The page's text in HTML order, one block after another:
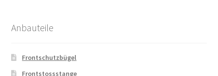
Anbauteile
Frontschutzbügel
Frontstossstange